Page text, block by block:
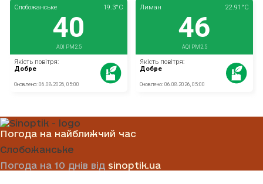
Погода на найближчий час
Слобожанське
Погода на 10 днів від sinoptik.ua